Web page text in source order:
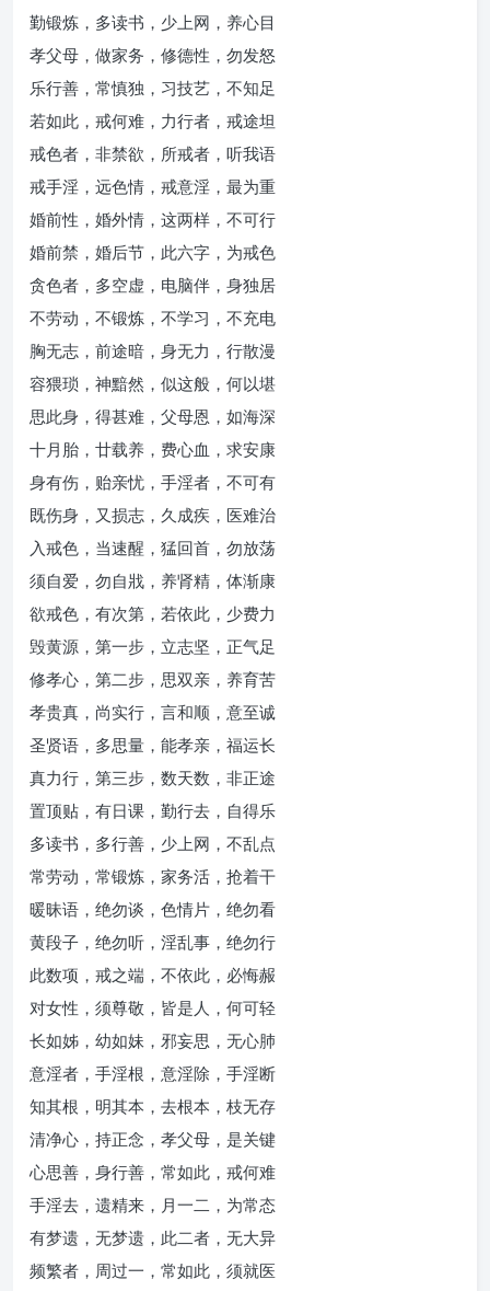
勤锻炼，多读书，少上网，养心目
孝父母，做家务，修德性，勿发怒
乐行善，常慎独，习技艺，不知足
若如此，戒何难，力行者，戒途坦
戒色者，非禁欲，所戒者，听我语
戒手淫，远色情，戒意淫，最为重
婚前性，婚外情，这两样，不可行
婚前禁，婚后节，此六字，为戒色
贪色者，多空虚，电脑伴，身独居
不劳动，不锻炼，不学习，不充电
胸无志，前途暗，身无力，行散漫
容猥琐，神黯然，似这般，何以堪
思此身，得甚难，父母恩，如海深
十月胎，廿载养，费心血，求安康
身有伤，贻亲忧，手淫者，不可有
既伤身，又损志，久成疾，医难治
入戒色，当速醒，猛回首，勿放荡
须自爱，勿自戕，养肾精，体渐康
欲戒色，有次第，若依此，少费力
毁黄源，第一步，立志坚，正气足
修孝心，第二步，思双亲，养育苦
孝贵真，尚实行，言和顺，意至诚
圣贤语，多思量，能孝亲，福运长
真力行，第三步，数天数，非正途
置顶贴，有日课，勤行去，自得乐
多读书，多行善，少上网，不乱点
常劳动，常锻炼，家务活，抢着干
暖昧语，绝勿谈，色情片，绝勿看
黄段子，绝勿听，淫乱事，绝勿行
此数项，戒之端，不依此，必悔赧
对女性，须尊敬，皆是人，何可轻
长如姊，幼如妹，邪妄思，无心肺
意淫者，手淫根，意淫除，手淫断
知其根，明其本，去根本，枝无存
清净心，持正念，孝父母，是关键
心思善，身行善，常如此，戒何难
手淫去，遗精来，月一二，为常态
有梦遗，无梦遗，此二者，无大异
频繁者，周过一，常如此，须就医